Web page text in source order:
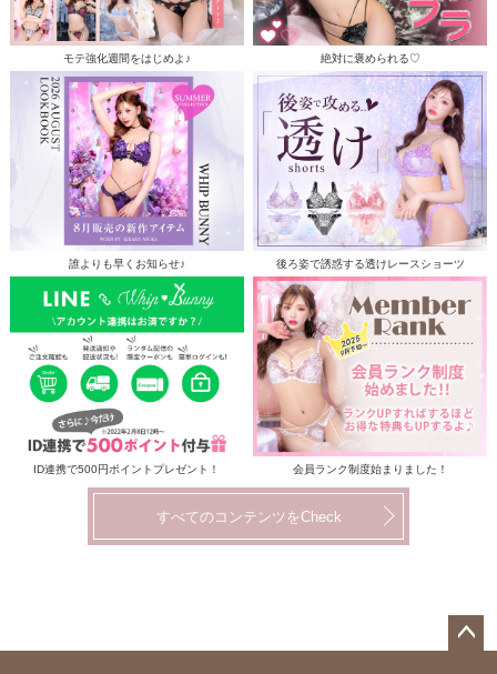
モテ強化週間をはじめよ♪ 絶対に褒められる♡
誰よりも早くお知らせ♪ 後ろ姿で誘惑する透けレースショーツ
ID連携で500円ポイントプレゼント！ 会員ランク制度始まりました！
すべてのコンテンツをCheck